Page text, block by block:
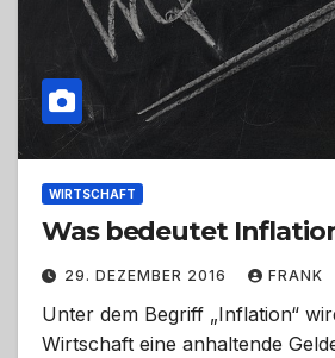
WIRTSCHAFT
Was bedeutet
29. DEZEMBER 2016 FRANK
Unter dem Begriff „Inflation“
Wirtschaft eine anhaltende